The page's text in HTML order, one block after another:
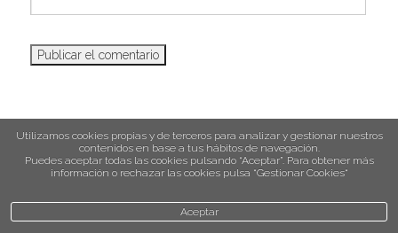
política de cookies
Utilizamos cookies propias y de terceros para analizar y gestionar nuestros
contenidos en base a tus hábitos de navegación.
Puedes aceptar todas las cookies pulsando “Aceptar”. Para obtener más
información o rechazar las cookies pulsa “Gestionar Cookies“
Aceptar